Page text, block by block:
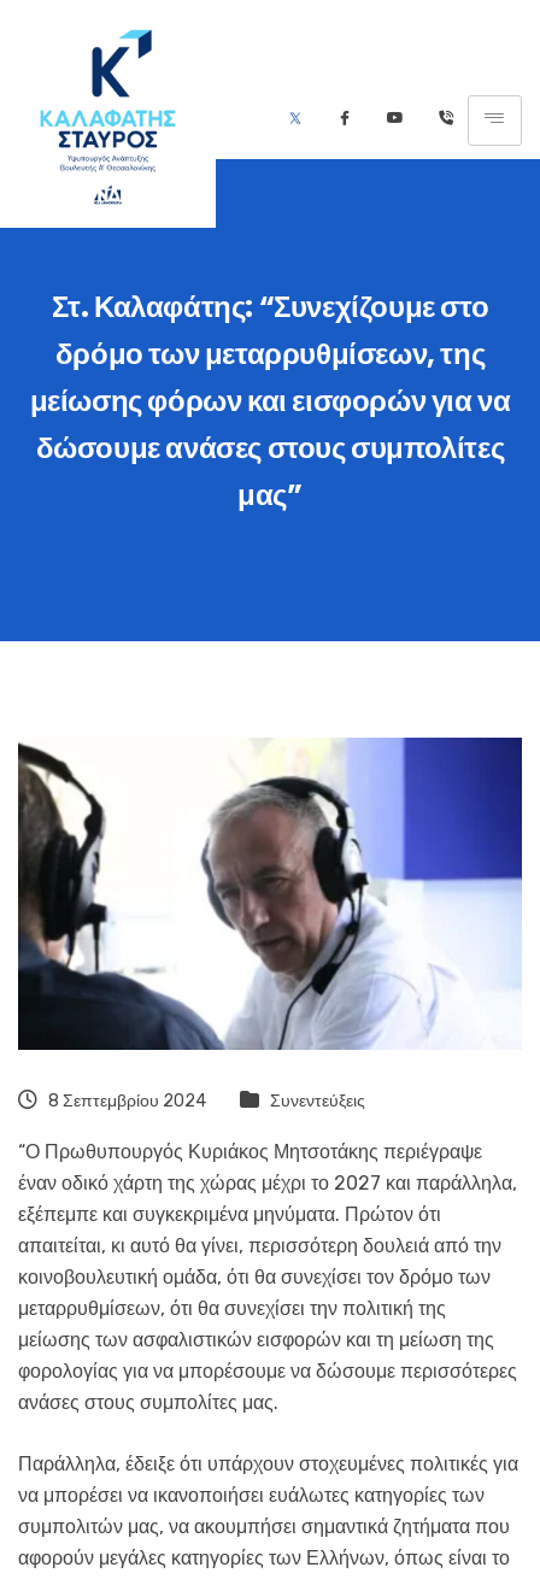
Στ. Καλαφάτης: “Συνεχίζουμε στο
δρόμο των μεταρρυθμίσεων, της
μείωσης φόρων και εισφορών για να
δώσουμε ανάσες στους συμπολίτες
μας”
8 Σεπτεμβρίου 2024 Συνεντεύξεις
“Ο Πρωθυπουργός Κυριάκος Μητσοτάκης περιέγραψε
έναν οδικό χάρτη της χώρας μέχρι το 2027 και παράλληλα,
εξέπεμπε και συγκεκριμένα μηνύματα. Πρώτον ότι
απαιτείται, κι αυτό θα γίνει, περισσότερη δουλειά από την
κοινοβουλευτική ομάδα, ότι θα συνεχίσει τον δρόμο των
μεταρρυθμίσεων, ότι θα συνεχίσει την πολιτική της
μείωσης των ασφαλιστικών εισφορών και τη μείωση της
φορολογίας για να μπορέσουμε να δώσουμε περισσότερες
ανάσες στους συμπολίτες μας.
Παράλληλα, έδειξε ότι υπάρχουν στοχευμένες πολιτικές για
να μπορέσει να ικανοποιήσει ευάλωτες κατηγορίες των
συμπολιτών μας, να ακουμπήσει σημαντικά ζητήματα που
αφορούν μεγάλες κατηγορίες των Ελλήνων, όπως είναι το